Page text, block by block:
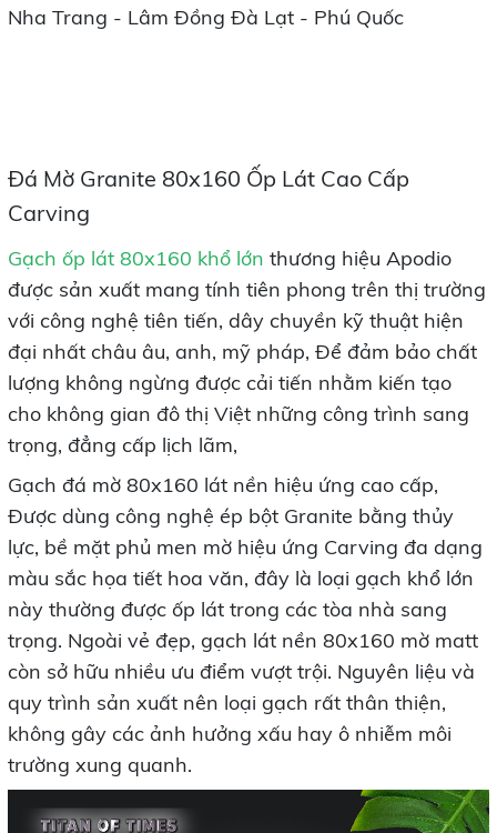
Nha Trang - Lâm Đồng Đà Lạt - Phú Quốc
Đá Mờ Granite 80x160 Ốp Lát Cao Cấp
Carving
Gạch ốp lát 80x160 khổ lớn thương hiệu Apodio
được sản xuất mang tính tiên phong trên thị trường
với công nghệ tiên tiến, dây chuyền kỹ thuật hiện
đại nhất châu âu, anh, mỹ pháp, Để đảm bảo chất
lượng không ngừng được cải tiến nhằm kiến tạo
cho không gian đô thị Việt những công trình sang
trọng, đẳng cấp lịch lãm,
Gạch đá mờ 80x160 lát nền hiệu ứng cao cấp,
Được dùng công nghệ ép bột Granite bằng thủy
lực, bề mặt phủ men mờ hiệu ứng Carving đa dạng
màu sắc họa tiết hoa văn, đây là loại gạch khổ lớn
này thường được ốp lát trong các tòa nhà sang
trọng. Ngoài vẻ đẹp, gạch lát nền 80x160 mờ matt
còn sở hữu nhiều ưu điểm vượt trội. Nguyên liệu và
quy trình sản xuất nên loại gạch rất thân thiện,
không gây các ảnh hưởng xấu hay ô nhiễm môi
trường xung quanh.